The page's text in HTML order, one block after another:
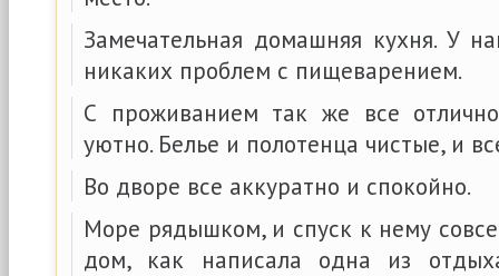
Замечательная домашняя кухня. У
никаких проблем с пищеварением.
С проживанием так же все
уютно. Белье и полотенца чистые, и
Во дворе все аккуратно и спокойно.
Море рядышком, и спуск к нему
дом, как написала одна из